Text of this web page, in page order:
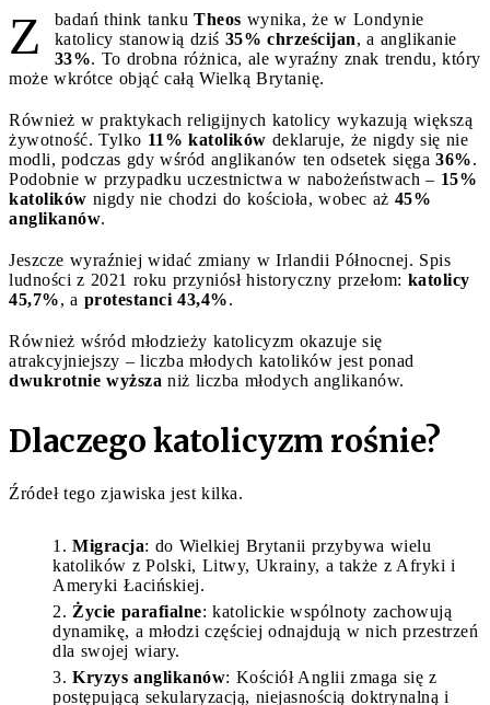
Z badań think tanku Theos wynika, że w Londynie
katolicy stanowią dziś 35% chrześcijan, a anglikanie
33%. To drobna różnica, ale wyraźny znak trendu, który
może wkrótce objąć całą Wielką Brytanię.
Również w praktykach religijnych katolicy wykazują większą
żywotność. Tylko 11% katolików deklaruje, że nigdy się nie
modli, podczas gdy wśród anglikanów ten odsetek sięga 36%.
Podobnie w przypadku uczestnictwa w nabożeństwach – 15%
katolików nigdy nie chodzi do kościoła, wobec aż 45%
anglikanów.
Jeszcze wyraźniej widać zmiany w Irlandii Północnej. Spis
ludności z 2021 roku przyniósł historyczny przełom: katolicy
45,7%, a protestanci 43,4%.
Również wśród młodzieży katolicyzm okazuje się
atrakcyjniejszy – liczba młodych katolików jest ponad
dwukrotnie wyższa niż liczba młodych anglikanów.
Dlaczego katolicyzm rośnie?
Źródeł tego zjawiska jest kilka.
Migracja: do Wielkiej Brytanii przybywa wielu
katolików z Polski, Litwy, Ukrainy, a także z Afryki i
Ameryki Łacińskiej.
Życie parafialne: katolickie wspólnoty zachowują
dynamikę, a młodzi częściej odnajdują w nich przestrzeń
dla swojej wiary.
Kryzys anglikanów: Kościół Anglii zmaga się z
postępującą sekularyzacją, niejasnością doktrynalną i